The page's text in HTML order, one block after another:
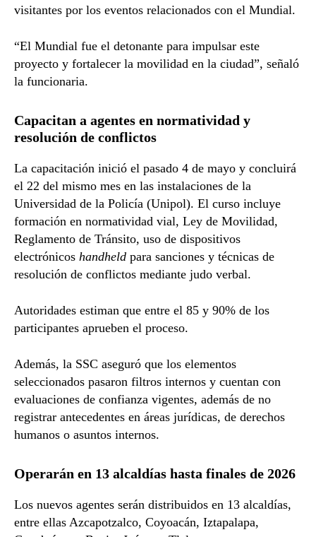
visitantes por los eventos relacionados con el Mundial.
“El Mundial fue el detonante para impulsar este
proyecto y fortalecer la movilidad en la ciudad”, señaló
la funcionaria.
Capacitan a agentes en normatividad y
resolución de conflictos
La capacitación inició el pasado 4 de mayo y concluirá
el 22 del mismo mes en las instalaciones de la
Universidad de la Policía (Unipol). El curso incluye
formación en normatividad vial, Ley de Movilidad,
Reglamento de Tránsito, uso de dispositivos
electrónicos handheld para sanciones y técnicas de
resolución de conflictos mediante judo verbal.
Autoridades estiman que entre el 85 y 90% de los
participantes aprueben el proceso.
Además, la SSC aseguró que los elementos
seleccionados pasaron filtros internos y cuentan con
evaluaciones de confianza vigentes, además de no
registrar antecedentes en áreas jurídicas, de derechos
humanos o asuntos internos.
Operarán en 13 alcaldías hasta finales de 2026
Los nuevos agentes serán distribuidos en 13 alcaldías,
entre ellas Azcapotzalco, Coyoacán, Iztapalapa,